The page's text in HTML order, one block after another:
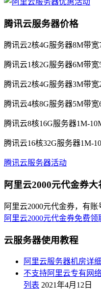
腾讯云服务器价格
腾讯云2核4G服务器8M带宽
腾讯云1核2G服务器6M带宽
腾讯云2核4G服务器3M带宽
腾讯云4核8G服务器5M带宽
腾讯云8核16G服务器1M-
腾讯云16核32G服务器1M-
腾讯云服务器活动
阿里云2000元代金券大
阿里云2000元代金券，有账
阿里云2000元代金券免费领
云服务器使用教程
阿里云服务器机房详
不支持阿里云专有网
列表 2021年4月12日